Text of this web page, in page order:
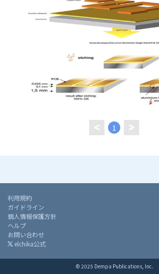
1
利用規約
ガイドライン
個人情報保護方針
ヘルプ
お問い合わせ
elchika公式
© 2025 Dempa Publications, Inc.